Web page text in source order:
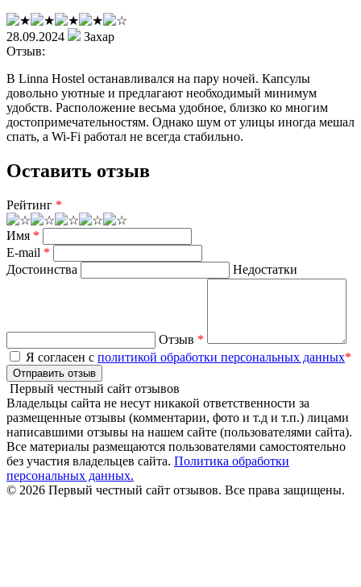
28.09.2024
Захар
Отзыв:
В Linna Hostel останавливался на пару ночей. Капсулы
довольно уютные и предлагают необходимый минимум
удобств. Расположение весьма удобное, близко ко многим
достопримечательностям. Однако шум от улицы иногда мешал
спать, а Wi-Fi работал не всегда стабильно.
Оставить отзыв
Рейтинг *
Имя *
E-mail *
Достоинства
Недостатки
Отзыв *
Я согласен с политикой обработки персональных данных*
Отправить отзыв
Первый честный сайт отзывов
Владельцы сайта не несут никакой ответственности за
размещенные отзывы (комментарии, фото и т.д и т.п.) лицами
написавшими отзывы на нашем сайте (пользователями сайта).
Все материалы размещаются пользователями самостоятельно
без участия владельцев сайта. Политика обработки
персональных данных.
© 2026 Первый честный сайт отзывов. Все права защищены.